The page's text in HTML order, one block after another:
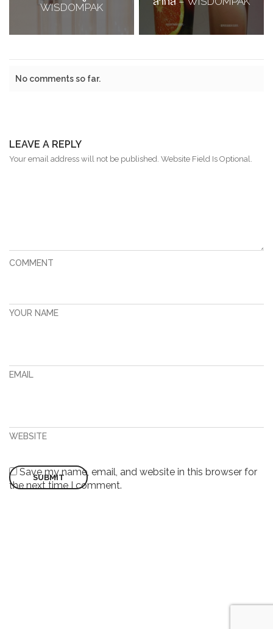
WISDOMPAK
No comments so far.
LEAVE A REPLY
Your email address will not be published. Website Field Is Optional.
COMMENT
YOUR NAME
EMAIL
WEBSITE
Save my name, email, and website in this browser for
the next time I comment.